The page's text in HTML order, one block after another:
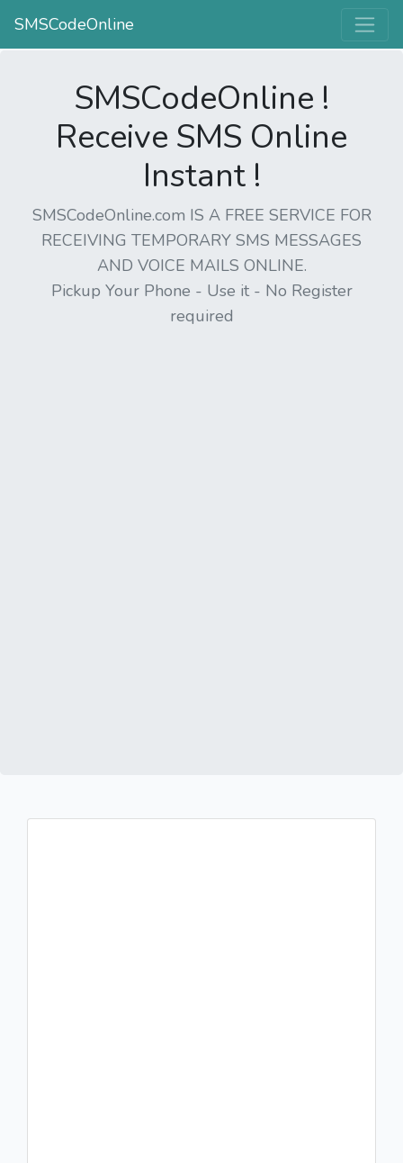
SMSCodeOnline
SMSCodeOnline !
Receive SMS Online
Instant !
SMSCodeOnline.com IS A FREE SERVICE FOR
RECEIVING TEMPORARY SMS MESSAGES
AND VOICE MAILS ONLINE.
Pickup Your Phone - Use it - No Register
required